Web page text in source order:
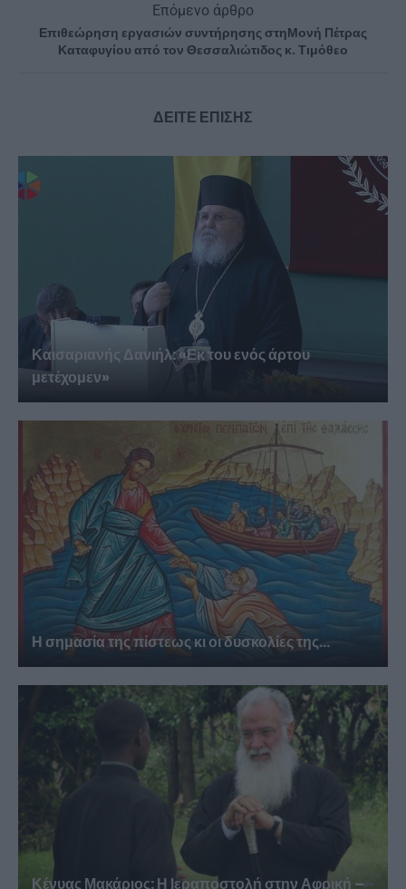
Επόμενο άρθρο
Επιθεώρηση εργασιών συντήρησης στηΜονή Πέτρας
Καταφυγίου από τον Θεσσαλιώτιδος κ. Τιμόθεο
ΔΕΙΤΕ ΕΠΙΣΗΣ
Καισαριανής Δανιήλ: «Εκ του ενός άρτου
μετέχομεν»
Η σημασία της πίστεως κι οι δυσκολίες της...
Κένυας Μακάριος: Η Ιεραποστολή στην Αφρική –